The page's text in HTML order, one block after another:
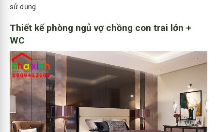
sử dụng.
Thiết kế phòng ngủ vợ chồng con trai lớn +
WC